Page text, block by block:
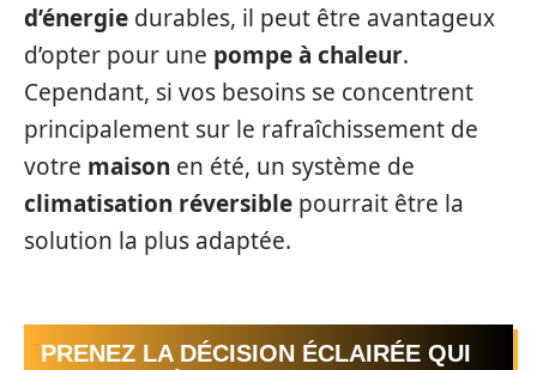
d’énergie durables, il peut être avantageux
d’opter pour une pompe à chaleur.
Cependant, si vos besoins se concentrent
principalement sur le rafraîchissement de
votre maison en été, un système de
climatisation réversible pourrait être la
solution la plus adaptée.
PRENEZ LA DÉCISION ÉCLAIRÉE QUI